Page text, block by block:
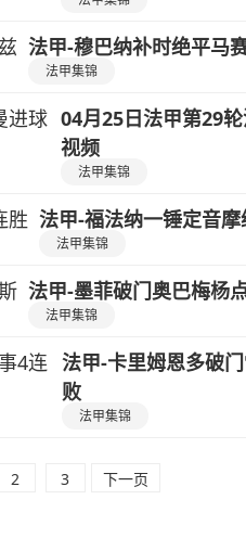
法甲-穆巴纳补时绝平马
法甲集锦
04月25日法甲第29
视频
法甲集锦
法甲-福法纳一锤定音
法甲集锦
法甲-墨菲破门奥巴梅杨
法甲集锦
法甲-卡里姆恩多破
败
法甲集锦
2 3 下一页